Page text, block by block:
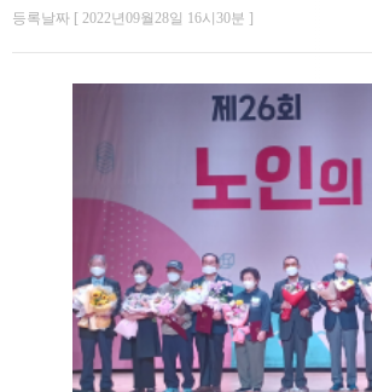
등록날짜 [ 2022년09월28일 16시30분 ]